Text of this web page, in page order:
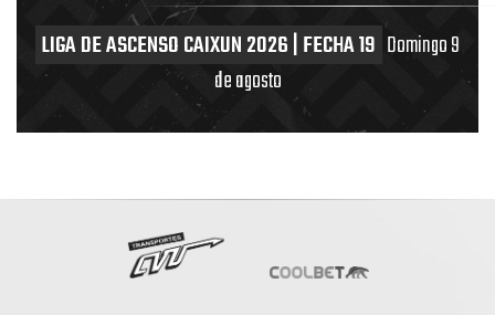
LIGA DE ASCENSO CAIXUN 2026 | FECHA 19 Domingo 9
de agosto